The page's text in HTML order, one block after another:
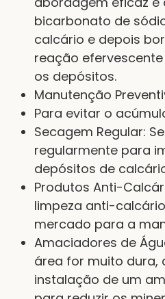
bicarbonato de
calcário e depois
reação
os depósitos.
Manutenção
Para evitar o
Secagem Regular:
regularmente para
depósitos de
Produtos Anti-
limpeza anti-
mercado para a
Amaciadores de
área for muito dura,
instalação de um